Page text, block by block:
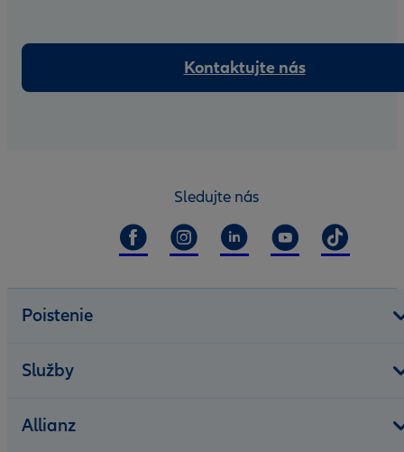
Kontaktujte nás
Sledujte nás
Poistenie
Služby
Allianz